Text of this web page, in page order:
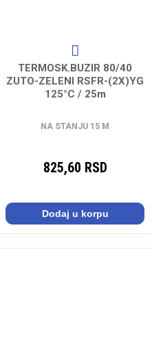
TERMOSK.BUZIR 80/40
ZUTO-ZELENI RSFR-(2X)YG
125°C / 25m
NA STANJU 15 M
825,60 RSD
Dodaj u korpu